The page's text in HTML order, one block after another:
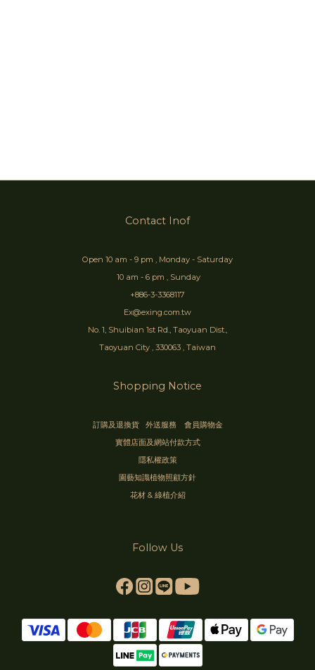
Contact Inof
Open 10 am - 9 pm , Monday - Saturday
10 am - 6 pm , Sunday
+886-3-3368117
Ex@exing.com.tw
No. 1, Shuibian 1st Rd., Taoyuan Dist.,
Taoyuan City , 330063 , Taiwan
Shopping Notice
訂購及退換貨 外送服務
會員購物金
實體店面及網站付款方式
隱私權政策
園藝知識植物照顧方針
花材 & 綠植介紹
Follow Us